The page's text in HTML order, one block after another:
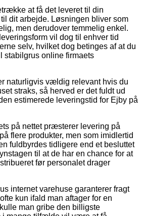
at få det leveret til din
dit arbejde. Løsningen bliver som
men derudover temmelig enkel.
vil dog til enhver tid
selv, hvilket dog betinges af at du
stabilgrus online firmaets
naturligvis vældig relevant hvis du
straks, så herved er det fuldt ud
estimerede leveringstid for Ejby på
på nettet præsterer levering på
flere produkter, men som imidlertid
fuldbyrdes tidligere end et besluttet
til at de har en chance for at
før personalet drager
internet varehuse garanterer fragt
kun ifald man aftager for en
man gribe den billigste